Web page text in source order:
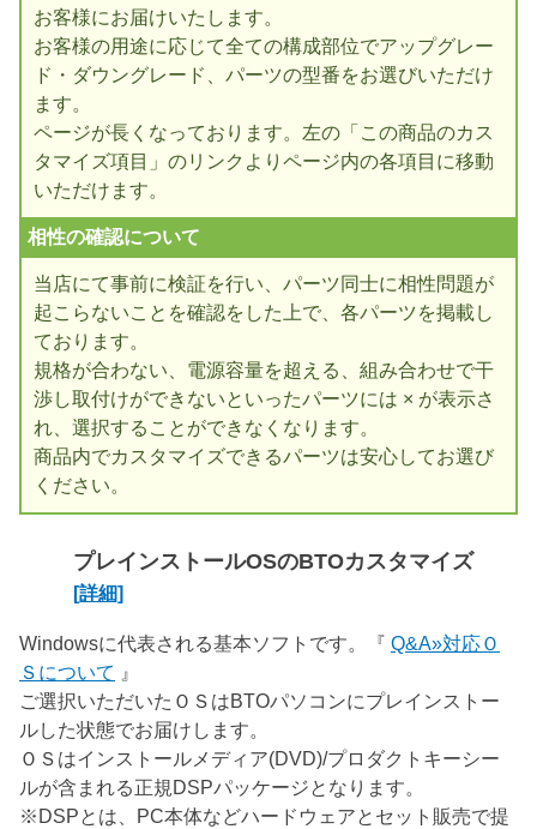
お客様にお届けいたします。
お客様の用途に応じて全ての構成部位でアップグレー
ド・ダウングレード、パーツの型番をお選びいただけ
ます。
ページが長くなっております。左の「この商品のカス
タマイズ項目」のリンクよりページ内の各項目に移動
いただけます。
相性の確認について
当店にて事前に検証を行い、パーツ同士に相性問題が
起こらないことを確認をした上で、各パーツを掲載し
ております。
規格が合わない、電源容量を超える、組み合わせで干
渉し取付けができないといったパーツには × が表示さ
れ、選択することができなくなります。
商品内でカスタマイズできるパーツは安心してお選び
ください。
プレインストールOSのBTOカスタマイズ
[詳細]
Windowsに代表される基本ソフトです。『 Q&A»対応Ｏ
Ｓについて 』
ご選択いただいたＯＳはBTOパソコンにプレインストー
ルした状態でお届けします。
ＯＳはインストールメディア(DVD)/プロダクトキーシー
ルが含まれる正規DSPパッケージとなります。
※DSPとは、PC本体などハードウェアとセット販売で提